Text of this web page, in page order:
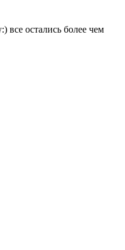
все остались более чем